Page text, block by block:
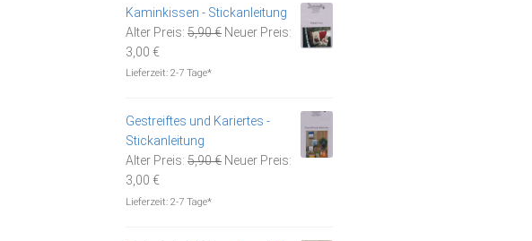
Kaminkissen - Stickanleitung
Alter Preis: 5,90€ Ursprünglicher
Neuer Preis:
3,00 €Aktueller
Preis
Lieferzeit:2-7 Tage*
Gestreiftes und Kariertes -
Stickanleitung
Alter Preis: 5,90€ Ursprünglicher
Neuer Preis:
3,00 €Aktueller
Preis
Lieferzeit:2-7 Tage*